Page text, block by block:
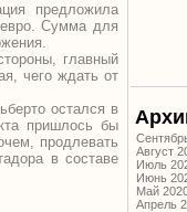
предложила
Сумма для
главный
чего ждать от
остался в
пришлось бы
продлевать
в составе
Август
Июль
Июнь
Май
Апрель